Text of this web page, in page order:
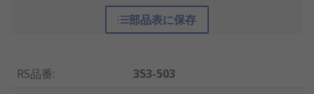
部品表に保存
RS品番:
353-503